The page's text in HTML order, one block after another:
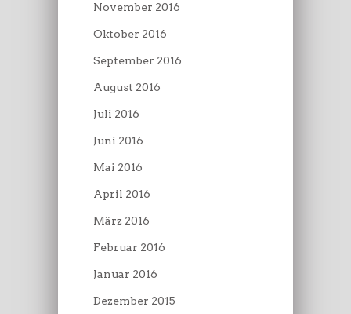
November 2016
Oktober 2016
September 2016
August 2016
Juli 2016
Juni 2016
Mai 2016
April 2016
März 2016
Februar 2016
Januar 2016
Dezember 2015